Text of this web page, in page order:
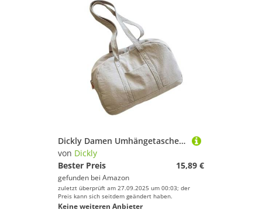
Dickly Damen Umhängetasche, Schultertasche, Achseltasche, Trendige Unterarmtasche für Urlaub, Dating, Grau
von Dickly
Bester Preis
15,89 €
gefunden bei Amazon
zuletzt überprüft am 27.09.2025 um 00:03; der
Preis kann sich seitdem geändert haben.
Keine weiteren Anbieter